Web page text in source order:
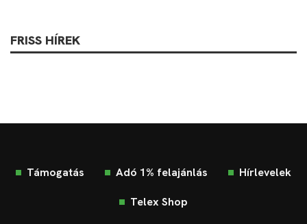
FRISS HÍREK
Támogatás Adó 1% felajánlás Hírlevelek
Telex Shop